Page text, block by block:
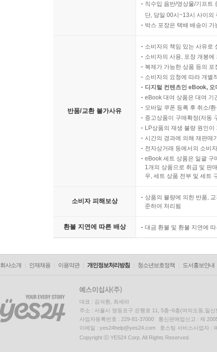
직수입 음반/영상물/기프트
단, 당일 00시~13시 사이의
박스 포장은 택배 배송이
반품/교환 불가사유
소비자의 책임 있는 사유로
소비자의 사용, 포장 개봉
복제가 가능한 상품 등의
소비자의 요청에 따라 개별
디지털 컨텐츠인 eBook,
eBook 대여 상품은 대여 기
모바일 쿠폰 등록 후 취소/
중고상품이 구매확정(자동
LP상품의 재생 불량 원인
시간의 경과에 의해 재판매
전자상거래 등에서의 소비
eBook 세트 상품은 일괄 구
1개의 상품으로 취급 및 판
우, 세트 상품 전부 및 세트
소비자 피해보상
상품의 불량에 의한 반품,
준하여 처리됨
환불 지연에 따른 배상 대금 환불 및 환불 지연에
회사소개 인재채용 이용약관 개인정보처리방침 청소년보호정책 도서홍보안내
대표 : 김석환, 최세라
주소 : 서울시 영등포구 은행로 11, 5층~6층(여의도동,일신
사업자등록번호 : 229-81-37000 통신판매업신고 : 제
이메일 : yes24help@yes24.com 호스팅 서비스사업자 :
Copyright ⓒ YES24 Corp. All Rights Reserved.